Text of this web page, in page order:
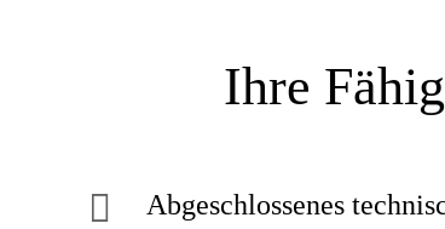
Ihre
Abgeschlossenes